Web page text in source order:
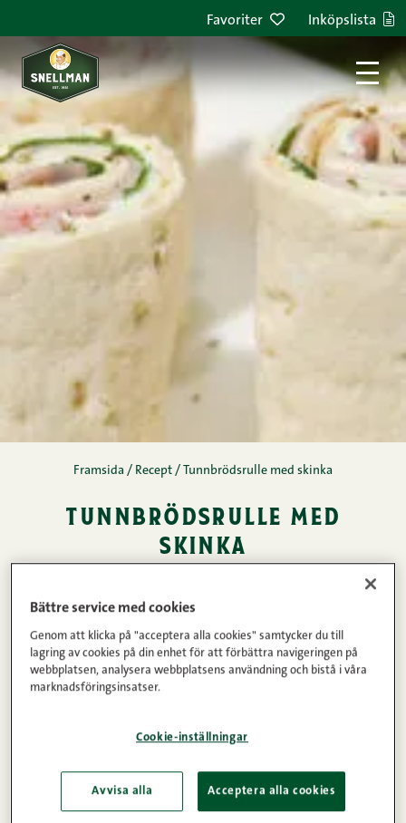
Favoriter Inköpslista
Framsida / Recept / Tunnbrödsrulle med skinka
tunnbrödsrulle med
skinka
Tunntunn kokt skinka 270 g
15min 5 Lätt
Instruktioner
Bättre service med cookies
Genom att klicka på "acceptera alla cookies" samtycker du till
lagring av cookies på din enhet för att förbättra navigeringen på
webbplatsen, analysera webbplatsens användning och bistå i våra
marknadsföringsinsatser.
Cookie-inställningar
Avvisa alla Acceptera alla cookies